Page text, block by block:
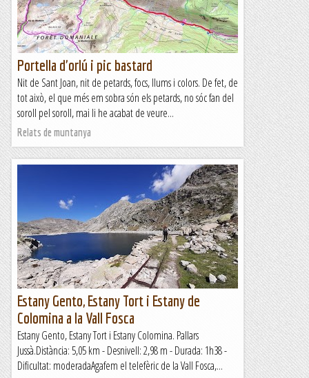
Portella d'orlú i pic bastard
Nit de Sant Joan, nit de petards, focs, llums i colors. De fet, de
tot això, el que més em sobra són els petards, no sóc fan del
soroll pel soroll, mai li he acabat de veure...
Relats de muntanya
Estany Gento, Estany Tort i Estany de
Colomina a la Vall Fosca
Estany Gento, Estany Tort i Estany Colomina. Pallars
Jussà.Distància: 5,05 km - Desnivell: 2,98 m - Durada: 1h38 -
Dificultat: moderadaAgafem el telefèric de la Vall Fosca,...